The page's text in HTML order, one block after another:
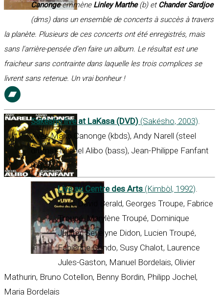
Canongeemmène Linley Marthe(b) etChander Sardjoe
(dms) dans un ensemble de concerts à succès à travers
la planète. Plusieurs de ces concerts ont été enregistrés, mais
sans l’arrière-pensée d’en faire un album. Le résultat est une
fraicheur sans contrainte dans laquelle les trois complices se
livrent sans retenue. Un vrai bonheur !
Sakésho live at LaKasa (DVD) (Sakésho, 2003).
Avec Mario Canonge (kbds), Andy Narell (steel
drums), Michel Alibo (bass), Jean-Philippe Fanfant
(dms)
Live au Centre des Arts (Kimbòl, 1992).
Avec David Berald, Georges Troupe, Fabrice
Troupé, Marylène Troupé, Dominique
Jupiter, Sevelyne Didon, Lucien Troupé,
Fabienne Condo, Susy Chalot, Laurence
Jules-Gaston, Manuel Bordelais, Olivier
Mathurin, Bruno Cotellon, Benny Bordin, Philipp Jochel,
Maria Bordelais